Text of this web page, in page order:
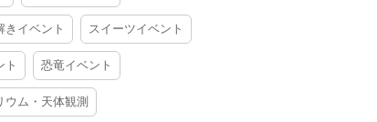
きイベント スイーツイベント
ト 恐竜イベント
ウム・天体観測